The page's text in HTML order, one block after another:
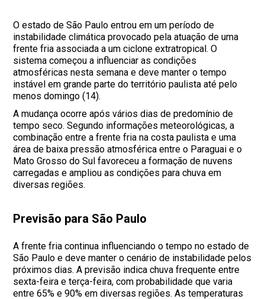
O estado de São Paulo entrou em um período de
instabilidade climática provocado pela atuação de uma
frente fria associada a um ciclone extratropical. O
sistema começou a influenciar as condições
atmosféricas nesta semana e deve manter o tempo
instável em grande parte do território paulista até pelo
menos domingo (14).
A mudança ocorre após vários dias de predomínio de
tempo seco. Segundo informações meteorológicas, a
combinação entre a frente fria na costa paulista e uma
área de baixa pressão atmosférica entre o Paraguai e o
Mato Grosso do Sul favoreceu a formação de nuvens
carregadas e ampliou as condições para chuva em
diversas regiões.
Previsão para São Paulo
A frente fria continua influenciando o tempo no estado de
São Paulo e deve manter o cenário de instabilidade pelos
próximos dias. A previsão indica chuva frequente entre
sexta-feira e terça-feira, com probabilidade que varia
entre 65% e 90% em diversas regiões. As temperaturas